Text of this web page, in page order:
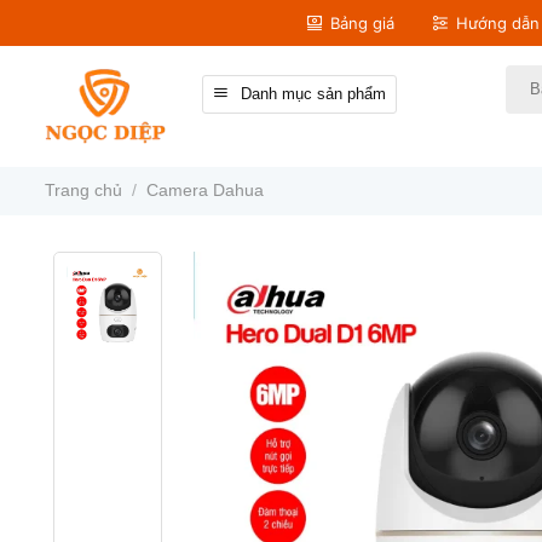
qua
Bảng giá Hướng
Danh mục sản phẩm
kiếm:
Trang chủ / Camera Dahua